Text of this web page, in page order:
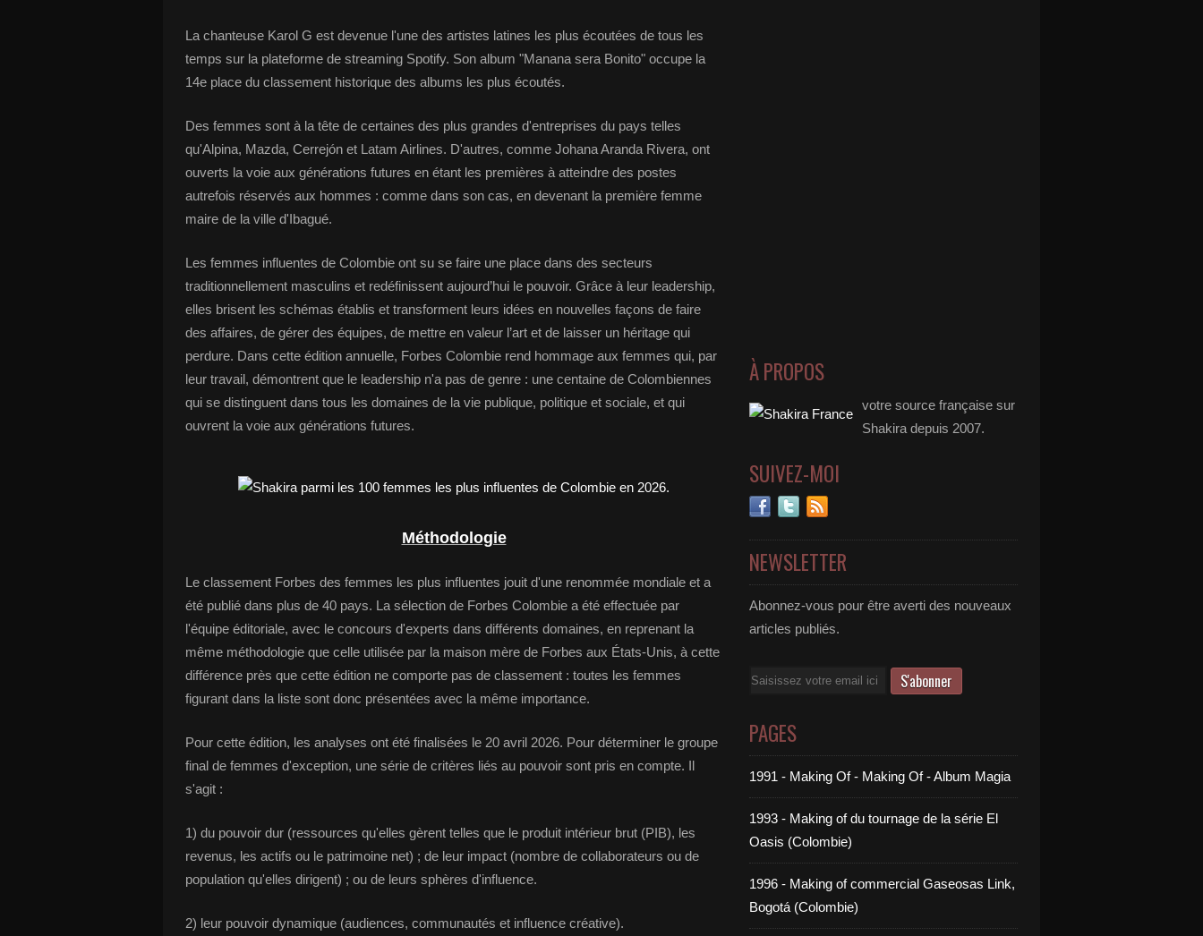
La chanteuse Karol G est devenue l'une des artistes latines les plus écoutées de tous les
temps sur la plateforme de streaming Spotify. Son album "Manana sera Bonito" occupe la
14e place du classement historique des albums les plus écoutés.
Des femmes sont à la tête de certaines des plus grandes d'entreprises du pays telles
qu'Alpina, Mazda, Cerrejón et Latam Airlines. D'autres, comme Johana Aranda Rivera, ont
ouverts la voie aux générations futures en étant les premières à atteindre des postes
autrefois réservés aux hommes : comme dans son cas, en devenant la première femme
maire de la ville d'Ibagué.
Les femmes influentes de Colombie ont su se faire une place dans des secteurs
traditionnellement masculins et redéfinissent aujourd’hui le pouvoir. Grâce à leur leadership,
elles brisent les schémas établis et transforment leurs idées en nouvelles façons de faire
des affaires, de gérer des équipes, de mettre en valeur l’art et de laisser un héritage qui
perdure. Dans cette édition annuelle, Forbes Colombie rend hommage aux femmes qui, par
leur travail, démontrent que le leadership n'a pas de genre : une centaine de Colombiennes
qui se distinguent dans tous les domaines de la vie publique, politique et sociale, et qui
ouvrent la voie aux générations futures.
Méthodologie
Le classement Forbes des femmes les plus influentes jouit d'une renommée mondiale et a
été publié dans plus de 40 pays. La sélection de Forbes Colombie a été effectuée par
l'équipe éditoriale, avec le concours d'experts dans différents domaines, en reprenant la
même méthodologie que celle utilisée par la maison mère de Forbes aux États-Unis, à cette
différence près que cette édition ne comporte pas de classement : toutes les femmes
figurant dans la liste sont donc présentées avec la même importance.
Pour cette édition, les analyses ont été finalisées le 20 avril 2026. Pour déterminer le groupe
final de femmes d'exception, une série de critères liés au pouvoir sont pris en compte. Il
s'agit :
1) du pouvoir dur (ressources qu'elles gèrent telles que le produit intérieur brut (PIB), les
revenus, les actifs ou le patrimoine net) ; de leur impact (nombre de collaborateurs ou de
population qu'elles dirigent) ; ou de leurs sphères d'influence.
2) leur pouvoir dynamique (audiences, communautés et influence créative).
À PROPOS
votre source française sur
Shakira depuis 2007.
SUIVEZ-MOI
NEWSLETTER
Abonnez-vous pour être averti des nouveaux
articles publiés.
Email
PAGES
1991 - Making Of - Making Of - Album Magia
1993 - Making of du tournage de la série El
Oasis (Colombie)
1996 - Making of commercial Gaseosas Link,
Bogotá (Colombie)